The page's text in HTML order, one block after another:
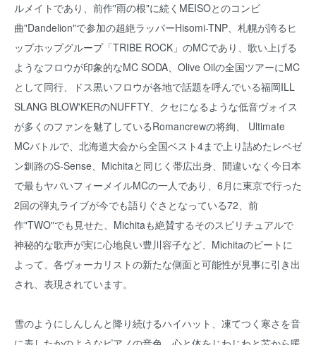
ルメイトであり、前作"雨の根"に続くMEISOとのコンビ
曲"Dandelion"で参加の超絶ラッパーHisomi-TNP、札幌が誇るヒ
ップホップグループ「TRIBE ROCK」のMCであり、歌い上げる
ようなフロウが印象的なMC SODA、Olive Oilの全国ツアーにMC
として同行、ドス黒いフロウが各地で話題を呼んでいる福岡ILL
SLANG BLOW'KERのNUFFTY、クセになるような低音ヴォイス
が多くのファンを魅了しているRomancrewの将絢、 Ultimate
MCバトルで、北海道大会から全国ベスト4まで上り詰めたレペゼ
ン釧路のS-Sense、Michitaと同じく帯広出身、間違いなく今日本
で最もヤバいフィーメイルMCの一人であり、6月に東京で行った
2回の弾丸ライブが今でも語りぐさとなっている72、前
作"TWO"でも見せた、Michitaも絶賛するそのスピリチュアルで
神秘的な歌声が実に心地良い豊川容子など、Michitaのビートに
よって、各ヴォーカリストの新たな側面と可能性が見事に引き出
され、表現されています。
雪のようにしんしんと降り続けるハイハット、凍てつく寒さを音